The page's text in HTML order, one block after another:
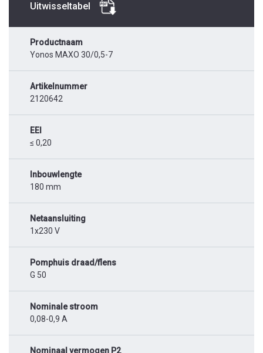
Uitwisseltabel
Productnaam
Yonos MAXO 30/0,5-7
Artikelnummer
2120642
EEI
≤ 0,20
Inbouwlengte
180 mm
Netaansluiting
1x230 V
Pomphuis draad/flens
G 50
Nominale stroom
0,08-0,9 A
Nominaal vermogen P2